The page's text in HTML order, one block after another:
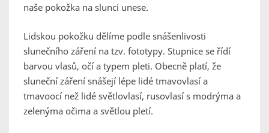
naše pokožka na slunci unese.
Lidskou pokožku dělíme podle snášenlivosti
slunečního záření na tzv. fototypy. Stupnice se řídí
barvou vlasů, očí a typem pleti. Obecně platí, že
sluneční záření snášejí lépe lidé tmavovlasí a
tmavoocí než lidé světlovlasí, rusovlasí s modrýma a
zelenýma očima a světlou pletí.